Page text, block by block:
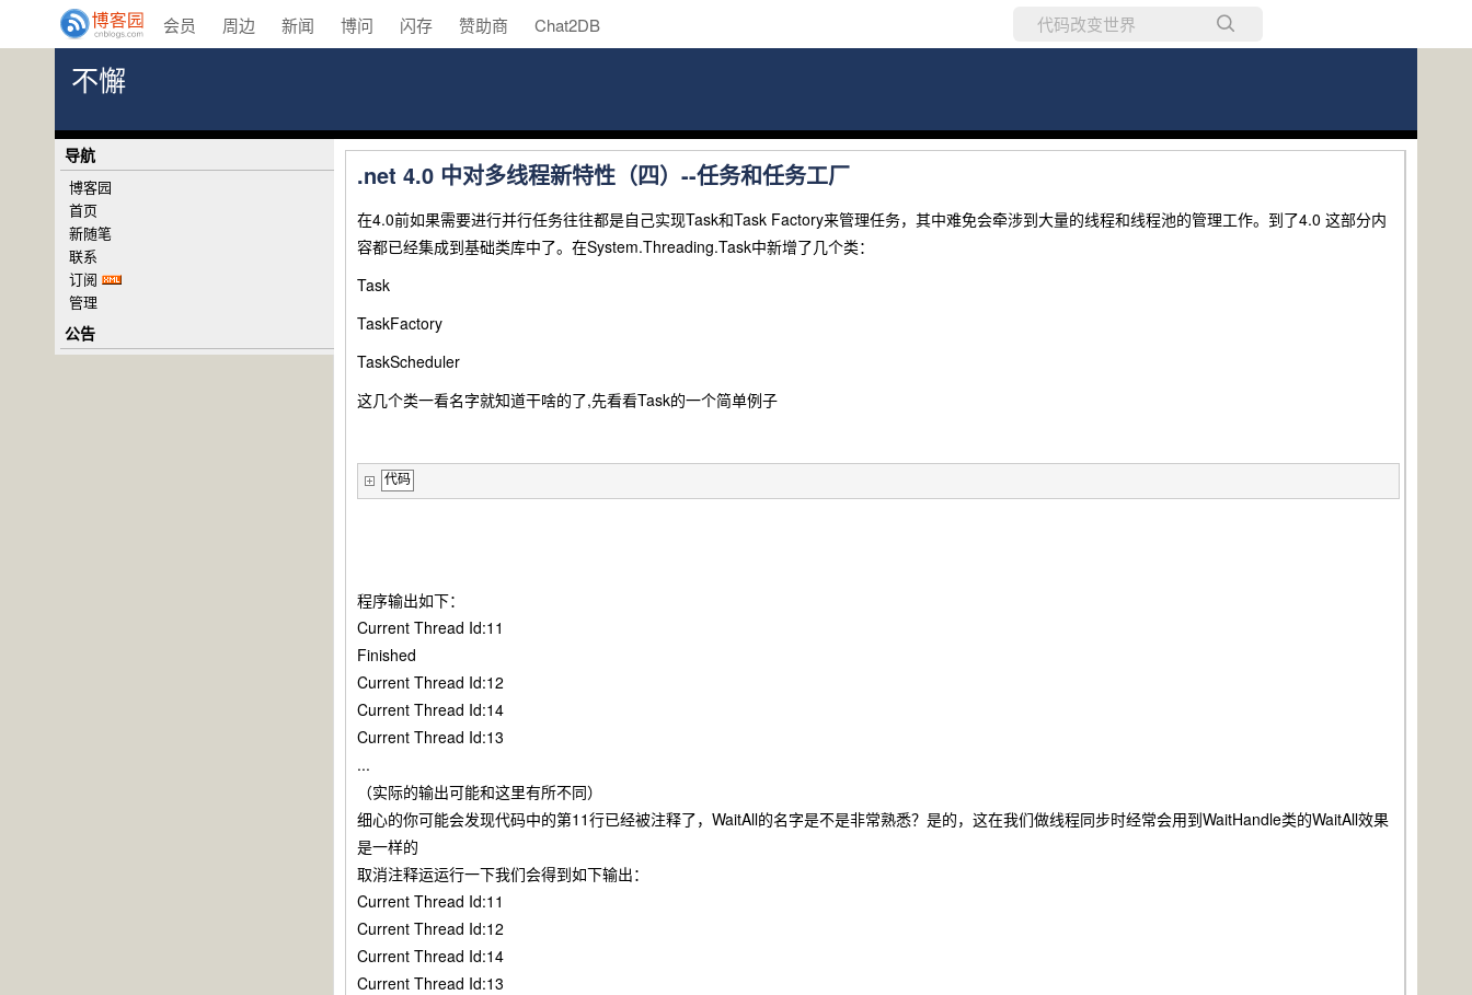
会员 周边 新闻 博问 闪存 赞助商 Chat2DB
不懈
.net 4.0 中对多线程新特性（四）--任务和任务工厂
在4.0前如果需要进行并行任务往往都是自己实现Task和Task Factory来管理任务，其中难免会牵涉到大量的线程和线程池的管理工作。到了4.0 这部分内
容都已经集成到基础类库中了。在System.Threading.Task中新增了几个类：
Task
TaskFactory
TaskScheduler
这几个类一看名字就知道干啥的了,先看看Task的一个简单例子
代码
程序输出如下：
Current Thread Id:11
Finished
Current Thread Id:12
Current Thread Id:14
Current Thread Id:13
...
（实际的输出可能和这里有所不同）
细心的你可能会发现代码中的第11行已经被注释了，WaitAll的名字是不是非常熟悉？是的，这在我们做线程同步时经常会用到WaitHandle类的WaitAll效果
是一样的
取消注释运运行一下我们会得到如下输出：
Current Thread Id:11
Current Thread Id:12
Current Thread Id:14
Current Thread Id:13
导航
博客园
首页
新随笔
联系
订阅
管理
公告